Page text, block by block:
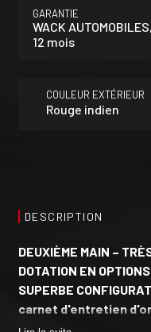
GARANTIE
WACK AUTOMOBILES,
12 mois
COULEUR EXTÉRIEUR
Rouge indien
DESCRIPTION
DEUXIÈME MAIN –
DOTATION EN
SUPERBE
carnet d'entretien
Cabriolet a été livrée